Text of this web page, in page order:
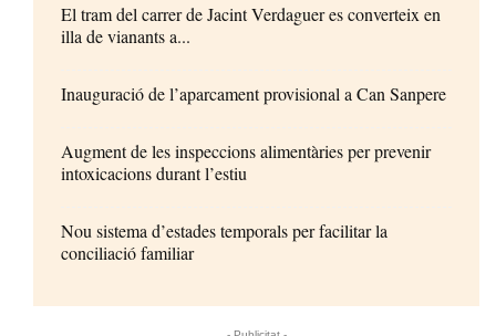
El tram del carrer de Jacint Verdaguer es converteix en
illa de vianants a...
Inauguració de l’aparcament provisional a Can Sanpere
Augment de les inspeccions alimentàries per prevenir
intoxicacions durant l’estiu
Nou sistema d’estades temporals per facilitar la
conciliació familiar